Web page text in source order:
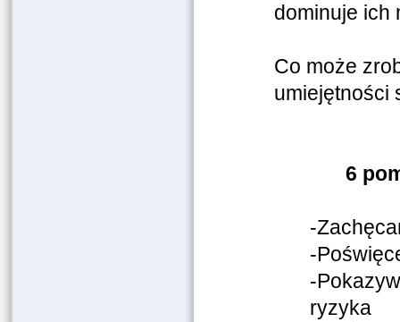
dominuje ich
Co może
umiejętności
6
-
-
-
ryzyka